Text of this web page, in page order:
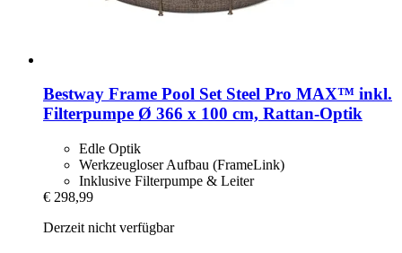
Bestway Frame Pool Set Steel Pro MAX™ inkl.
Filterpumpe Ø 366 x 100 cm, Rattan-​Optik
Edle Optik
Werkzeugloser Aufbau (FrameLink)
Inklusive Filterpumpe & Leiter
€ 298,99
Derzeit nicht verfügbar